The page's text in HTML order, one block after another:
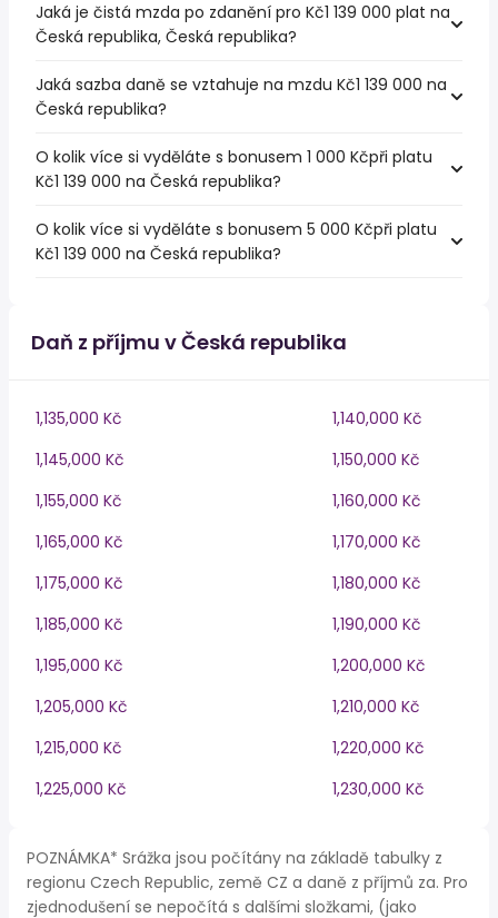
Jaká je čistá mzda po zdanění pro Kč1 139 000 plat na
Česká republika, Česká republika?
Jaká sazba daně se vztahuje na mzdu Kč1 139 000 na
Česká republika?
O kolik více si vyděláte s bonusem 1 000 Kčpři platu
Kč1 139 000 na Česká republika?
O kolik více si vyděláte s bonusem 5 000 Kčpři platu
Kč1 139 000 na Česká republika?
Daň z příjmu v Česká republika
1,135,000 Kč
1,140,000 Kč
1,145,000 Kč
1,150,000 Kč
1,155,000 Kč
1,160,000 Kč
1,165,000 Kč
1,170,000 Kč
1,175,000 Kč
1,180,000 Kč
1,185,000 Kč
1,190,000 Kč
1,195,000 Kč
1,200,000 Kč
1,205,000 Kč
1,210,000 Kč
1,215,000 Kč
1,220,000 Kč
1,225,000 Kč
1,230,000 Kč
POZNÁMKA* Srážka jsou počítány na základě tabulky z
regionu Czech Republic, země CZ a daně z příjmů za. Pro
zjednodušení se nepočítá s dalšími složkami, (jako